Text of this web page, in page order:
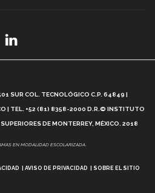
Educativo Tec? (video)
e Inteligencia Artificial, Paola
SUR COL. TECNOLÓGICO C.P. 64849 |
| TEL. +52 (81) 8358-2000 D.R.© INSTITUTO
DE MONTERREY, MÉXICO. 2018
EN MODALIDAD ESCOLARIZADA.
AVISO DE PRIVACIDAD SOBRE EL SITIO